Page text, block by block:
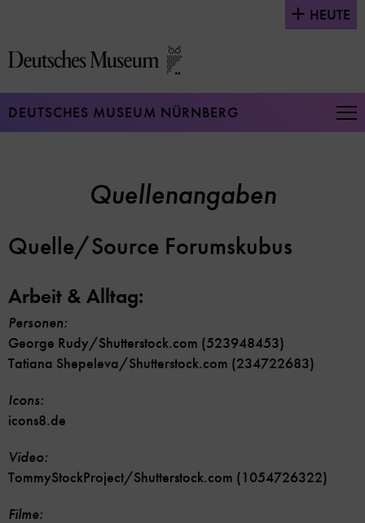
Seiteninhalt
springen
HEUTE
DEUTSCHES MUSEUM NÜRNBERG
Quellenangaben
Quelle/Source Forumskubus
Arbeit & Alltag:
Personen:
George Rudy/Shutterstock.com (523948453)
Tatiana Shepeleva/Shutterstock.com (234722683)
Icons:
icons8.de
Video:
TommyStockProject/Shutterstock.com (1054726322)
Filme: